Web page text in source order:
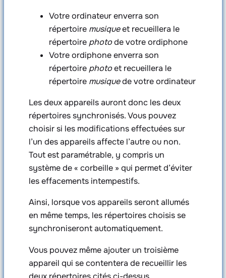
Votre ordinateur enverra son
répertoire musiqueet recueillera le
répertoire photode votre ordiphone
Votre ordiphone enverra son
répertoire photoet recueillera le
répertoire musiquede votre ordinateur
Les deux appareils auront donc les deux
répertoires synchronisés. Vous pouvez
choisir si les modifications effectuées sur
l’un des appareils affecte l’autre ou non.
Tout est paramétrable, y compris un
système de « corbeille » qui permet d’éviter
les effacements intempestifs.
Ainsi, lorsque vos appareils seront allumés
en même temps, les répertoires choisis se
synchroniseront automatiquement.
Vous pouvez même ajouter un troisième
appareil qui se contentera de recueillir les